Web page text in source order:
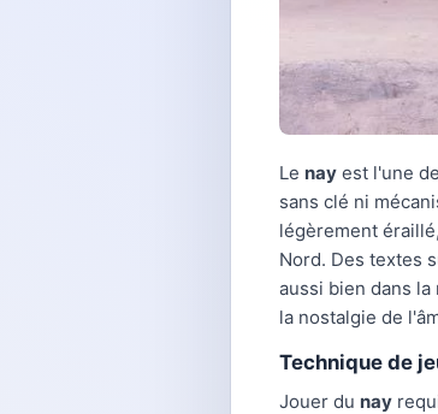
Le nay est l'une
sans clé ni
légèrement
Nord. Des textes
aussi bien dans
la nostalgie de
Technique de
Jouer du nay